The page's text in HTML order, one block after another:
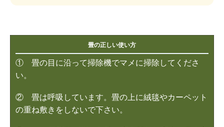
畳の正しい使い方
① 畳の目に沿って掃除機でマメに掃除してくださ
い。
② 畳は呼吸しています。畳の上に絨毯やカーペット
の重ね敷きをしないで下さい。